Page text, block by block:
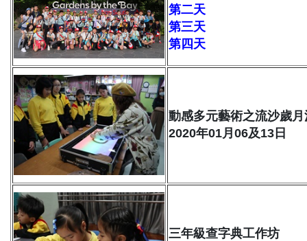
第二天
第三天
第四天
動感多元藝術之流沙歲
2020年01月06及13日
三年級查字典工作坊